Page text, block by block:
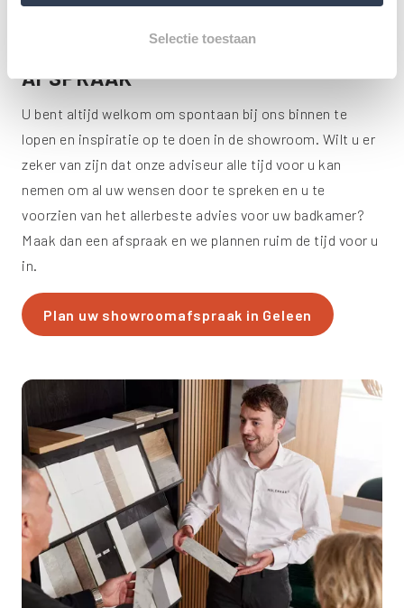
Selectie toestaan
AFSPRAAK
U bent altijd welkom om spontaan bij ons binnen te
lopen en inspiratie op te doen in de showroom. Wilt u er
zeker van zijn dat onze adviseur alle tijd voor u kan
nemen om al uw wensen door te spreken en u te
voorzien van het allerbeste advies voor uw badkamer?
Maak dan een afspraak en we plannen ruim de tijd voor u
in.
Plan uw showroomafspraak in Geleen